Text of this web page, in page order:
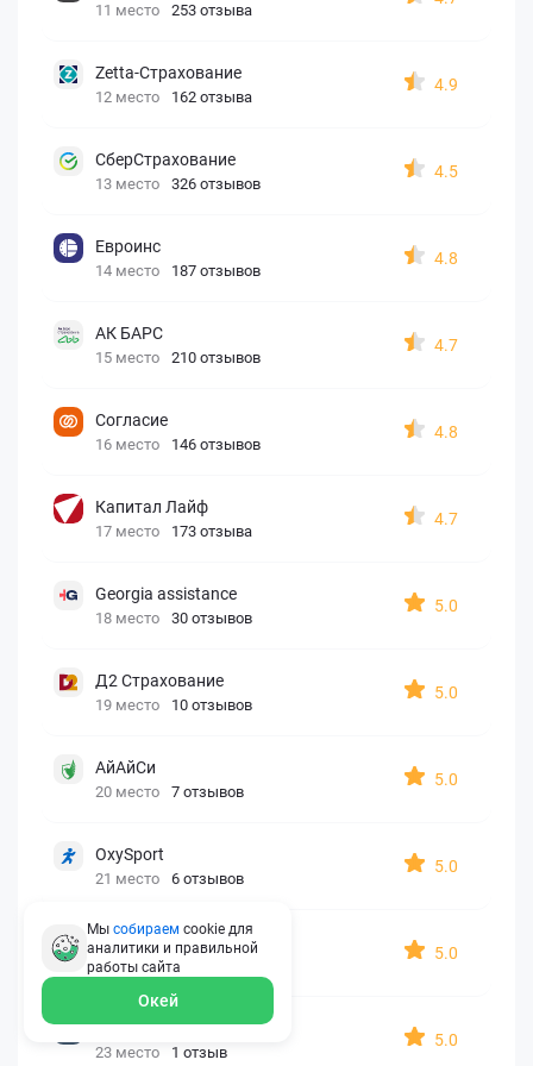
11 место 253 отзыва
Zetta-Страхование
12 место 162 отзыва
4.9
СберСтрахование
13 место 326 отзывов
4.5
Евроинс
14 место 187 отзывов
4.8
АК БАРС
15 место 210 отзывов
4.7
Согласие
16 место 146 отзывов
4.8
Капитал Лайф
17 место 173 отзыва
4.7
Georgia assistance
18 место 30 отзывов
5.0
Д2 Страхование
19 место 10 отзывов
5.0
АйАйСи
20 место 7 отзывов
5.0
OxySport
21 место 6 отзывов
5.0
ERGO AXA
22 место 2 отзыва
5.0
Oxy Travel Premium
23 место 1 отзыв
5.0
Мы собираем cookie для
аналитики и правильной
работы сайта
Окей